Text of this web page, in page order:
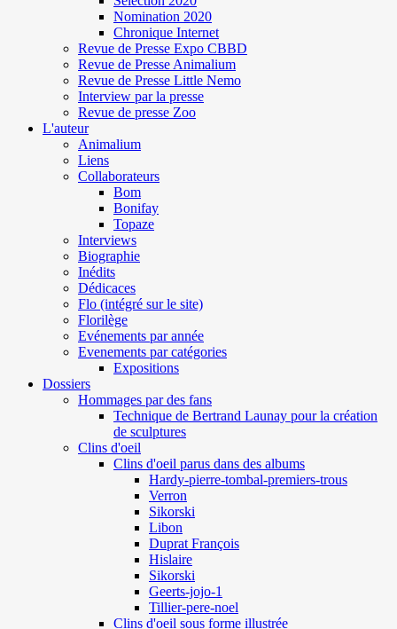
Nomination 2020
Chronique Internet
Revue de Presse Expo CBBD
Revue de Presse Animalium
Revue de Presse Little Nemo
Interview par la presse
Revue de presse Zoo
L'auteur
Animalium
Liens
Collaborateurs
Bom
Bonifay
Topaze
Interviews
Biographie
Inédits
Dédicaces
Flo (intégré sur le site)
Florilège
Evénements par année
Evenements par catégories
Expositions
Dossiers
Hommages par des fans
Technique de Bertrand Launay pour la création
de sculptures
Clins d'oeil
Clins d'oeil parus dans des albums
Hardy-pierre-tombal-premiers-trous
Verron
Sikorski
Libon
Duprat François
Hislaire
Sikorski
Geerts-jojo-1
Tillier-pere-noel
Clins d'oeil sous forme illustrée